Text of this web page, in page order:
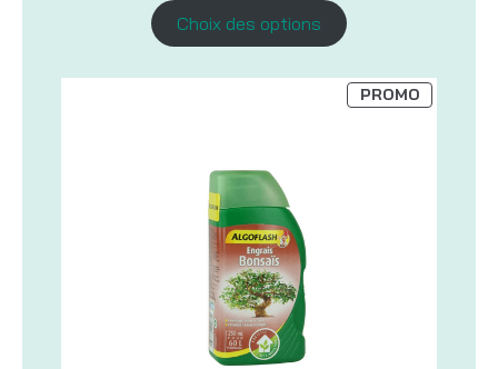
prix :
369,00$
à
Choix des options
PROMOPRODUIT
EN